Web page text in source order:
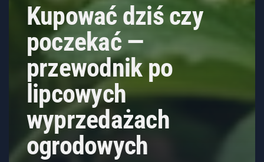
Kupować dziś czy
poczekać —
przewodnik po
lipcowych
wyprzedażach
ogrodowych